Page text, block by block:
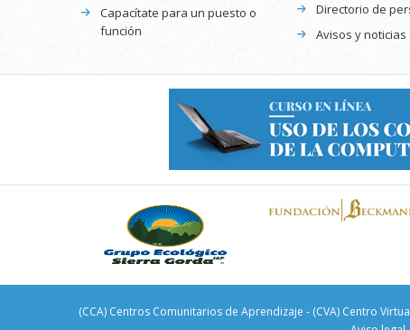
Capacítate para un puesto o
función
Directorio de
Avisos y noticias
(CCA) Centros Comunitarios de Aprendizaje - (CVA) Centro